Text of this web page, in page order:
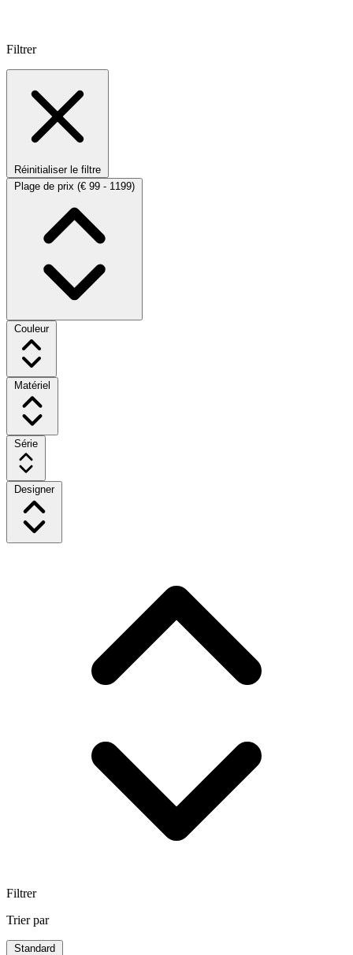
Filtrer
Réinitialiser le filtre
Plage de prix (€ 99 - 1199)
Couleur
Matériel
Série
Designer
Filtrer
Trier par
Standard